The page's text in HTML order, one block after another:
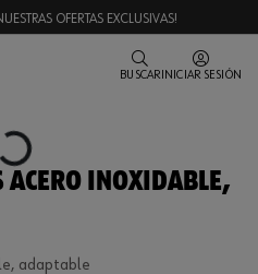
OFERTAS EXCLUSIVAS!
BUSCAR INICIAR SESIÓN
Loading...
ACERO INOXIDABLE,
adaptable